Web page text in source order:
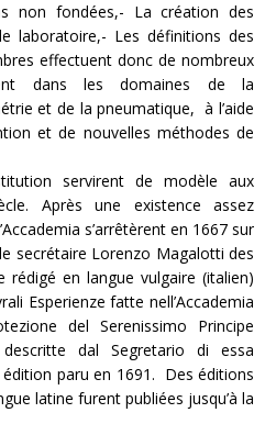
non fondées,- La création des
laboratoire,- Les définitions des
effectuent donc de nombreux
dans les domaines de la
et de la pneumatique, à l’aide
et de nouvelles méthodes de
servirent de modèle aux
Après une existence assez
s’arrêtèrent en 1667 sur
secrétaire Lorenzo Magalotti des
en langue vulgaire (italien)
Esperienze fatte nell’Accademia
del Serenissimo Principe
dal Segretario di essa
paru en 1691. Des éditions
latine furent publiées jusqu’à la